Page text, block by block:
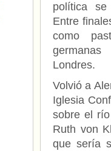
política se
Entre
como
Londres.
Volvió a
Iglesia
sobre el
Ruth von
que sería